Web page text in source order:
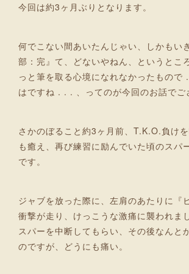
今回は約3ヶ月ぶりとなります。
何でこない間あいたんじゃい、しかもい
部：完』て、どないやねん、というとこ
っと筆を取る心境になれなかったもので
はですね . . . 、ってのが今回のお話でご
さかのぼること約3ヶ月前、T.K.O.負け
も癒え、再び練習に励んでいた頃のスパ
です。
ジャブを放った際に、左肩のあたりに『
衝撃が走り、けっこうな激痛に襲われま
スパーを中断してもらい、その後なんと
のですが、どうにも痛い。